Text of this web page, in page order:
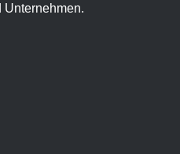
Unternehmen.